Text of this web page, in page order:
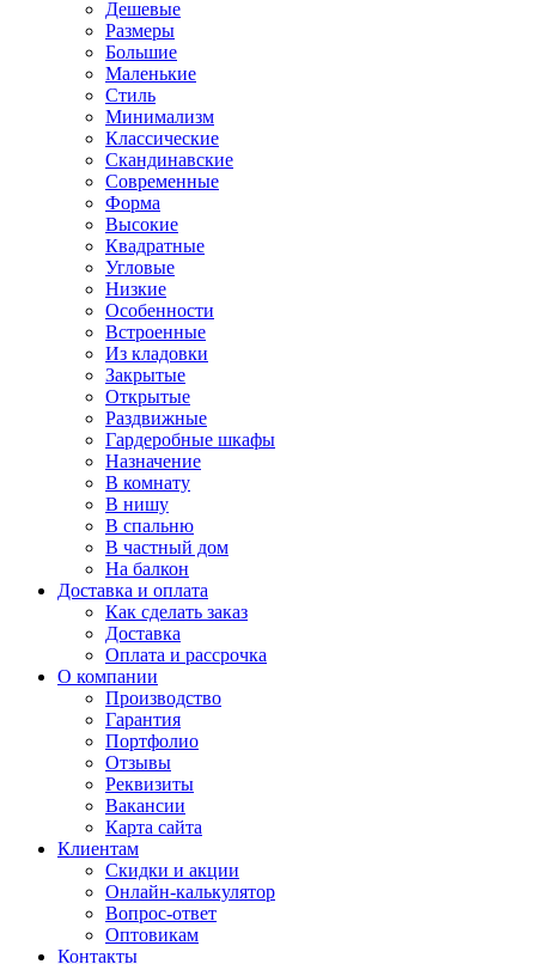
Дешевые
Размеры
Большие
Маленькие
Стиль
Минимализм
Классические
Скандинавские
Современные
Форма
Высокие
Квадратные
Угловые
Низкие
Особенности
Встроенные
Из кладовки
Закрытые
Открытые
Раздвижные
Гардеробные шкафы
Назначение
В комнату
В нишу
В спальню
В частный дом
На балкон
Доставка и оплата
Как сделать заказ
Доставка
Оплата и рассрочка
О компании
Производство
Гарантия
Портфолио
Отзывы
Реквизиты
Вакансии
Карта сайта
Клиентам
Скидки и акции
Онлайн-калькулятор
Вопрос-ответ
Оптовикам
Контакты